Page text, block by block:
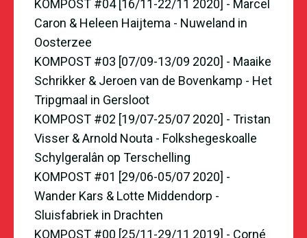
KOMPOST #04 [16/11-22/11 2020] - Marcel
Caron & Heleen Haijtema - Nuweland in
Oosterzee
KOMPOST #03 [07/09-13/09 2020] - Maaike
Schrikker & Jeroen van de Bovenkamp - Het
Tripgmaal in Gersloot
KOMPOST #02 [19/07-25/07 2020] - Tristan
Visser & Arnold Nouta - Folkshegeskoalle
Schylgeralân op Terschelling
KOMPOST #01 [29/06-05/07 2020] -
Wander Kars & Lotte Middendorp -
Sluisfabriek in Drachten
KOMPOST #00 [25/11-29/11 2019] - Corné